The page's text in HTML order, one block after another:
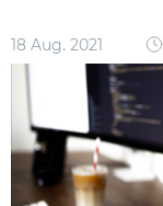
18 Aug. 2021